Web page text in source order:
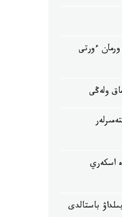
ورمان ءورتى
ولەڭى
اسكەري
باستالدى